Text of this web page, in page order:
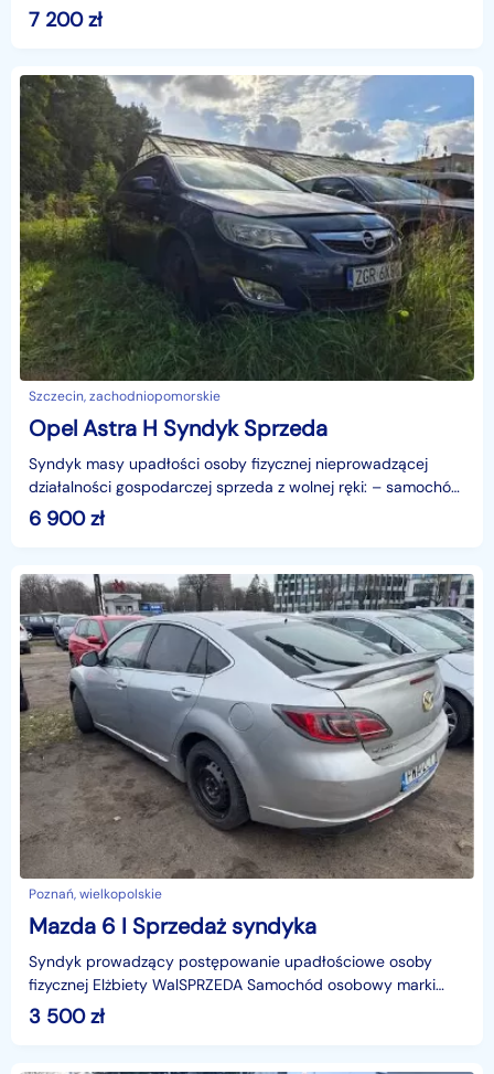
VOLKSWAGEN Touran 2.0 TDI MR`03 E3, r. prod. 2004, VIN:
7 200zł
Szczecin, zachodniopomorskie
Opel Astra H Syndyk Sprzeda
Syndyk masy upadłości osoby fizycznej nieprowadzącej
działalności gospodarczej sprzeda z wolnej ręki: – samochód
osobowy OPEL Astra IV Sports Tourer 1.4 MR`11 E
6 900zł
Poznań, wielkopolskie
Mazda 6 I Sprzedaż syndyka
Syndyk prowadzący postępowanie upadłościowe osoby
fizycznej Elżbiety WalSPRZEDA Samochód osobowy marki
Mazda 6, rok produkcji: 2008, VIN: JMZGH14D601175463, nr
3 500zł